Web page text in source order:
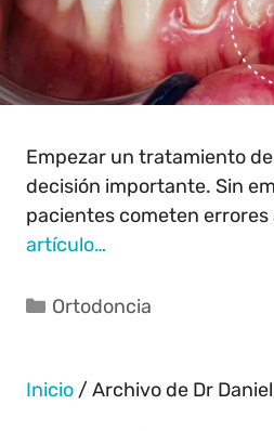
Empezar un tratamiento
decisión importante. Sin
pacientes cometen errores
artículo…
Ortodoncia
Inicio /Archivo de Dr